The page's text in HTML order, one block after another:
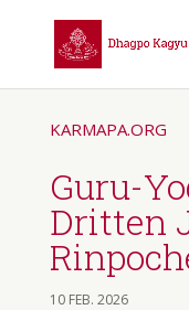
KARMAPA.ORG
Guru-
Dritten
10 FEB. 2026